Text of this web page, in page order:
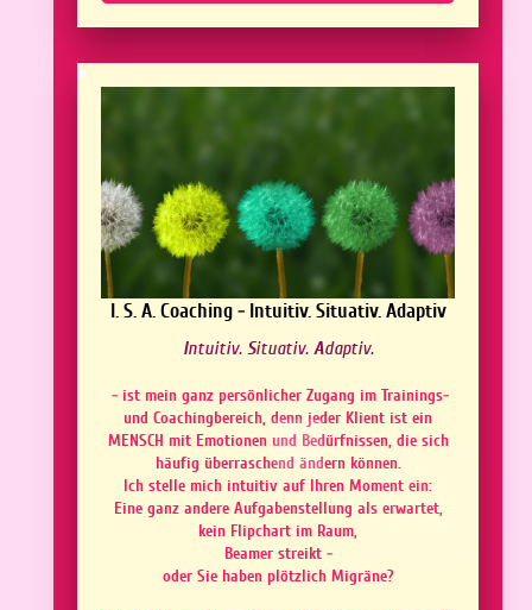
I. S. A. Coaching - Intuitiv. Situativ. Adaptiv
Intuitiv. Situativ. Adaptiv.
- ist mein ganz persönlicher Zugang im Trainings-
und Coachingbereich, denn jeder Klient ist ein
MENSCH mit Emotionen und Bedürfnissen, die sich
häufig überraschend ändern können.
Ich stelle mich intuitiv auf Ihren Moment ein:
Eine ganz andere Aufgabenstellung als erwartet,
kein Flipchart im Raum,
Beamer streikt -
oder Sie haben plötzlich Migräne?